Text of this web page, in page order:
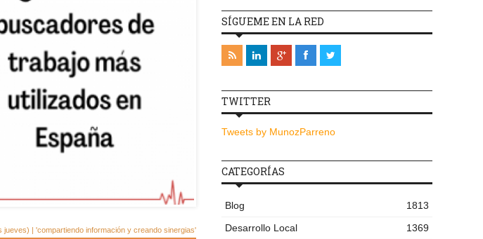
| 'compartiendo información y creando sinergias'
SÍGUEME EN LA RED
TWITTER
Tweets by MunozParreno
CATEGORÍAS
Blog
1813
Desarrollo Local
1369